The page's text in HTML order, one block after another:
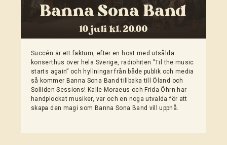
Banna Sona Band
10 juli kl. 20.00
Succén är ett faktum, efter en höst med utsålda
konserthus över hela Sverige, radiohiten ”Til the music
starts again” och hyllningar från både publik och media
så kommer Banna Sona Band tillbaka till Öland och
Solliden Sessions! Kalle Moraeus och Frida Öhrn har
handplockat musiker, var och en noga utvalda för att
skapa den magi som Banna Sona Band vill uppnå.